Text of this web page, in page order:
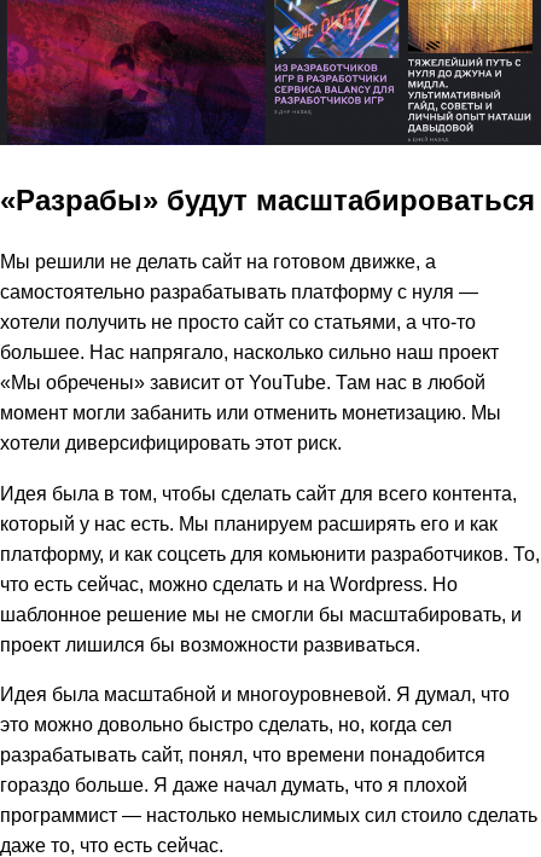
«Разрабы» будут масштабироваться
Мы решили не делать сайт на готовом движке, а
самостоятельно разрабатывать платформу с нуля —
хотели получить не просто сайт со статьями, а что-то
большее. Нас напрягало, насколько сильно наш проект
«Мы обречены» зависит от YouTube. Там нас в любой
момент могли забанить или отменить монетизацию. Мы
хотели диверсифицировать этот риск.
Идея была в том, чтобы сделать сайт для всего контента,
который у нас есть. Мы планируем расширять его и как
платформу, и как соцсеть для комьюнити разработчиков. То,
что есть сейчас, можно сделать и на Wordpress. Но
шаблонное решение мы не смогли бы масштабировать, и
проект лишился бы возможности развиваться.
Идея была масштабной и многоуровневой. Я думал, что
это можно довольно быстро сделать, но, когда сел
разрабатывать сайт, понял, что времени понадобится
гораздо больше. Я даже начал думать, что я плохой
программист — настолько немыслимых сил стоило сделать
даже то, что есть сейчас.